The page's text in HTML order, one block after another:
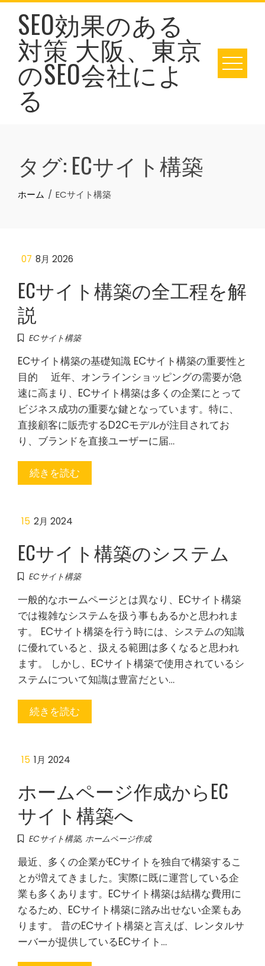
Skip
contentSEO効果のある
対策 大阪、東京
のSEO会社によ
る
タグ: ECサイト構築
ホーム ECサイト構築
07 8月 2026
ECサイト構築の全工程を解
説
ECサイト構築
ECサイト構築の基礎知識 ECサイト構築の重要性と
目的 近年、オンラインショッピングの需要が急
速に高まり、ECサイト構築は多くの企業にとって
ビジネス成功の重要な鍵となっています。特に、
直接顧客に販売するD2Cモデルが注目されてお
り、ブランドを直接ユーザーに届…
続きを読む
15 2月 2024
ECサイト構築のシステム
ECサイト構築
一般的なホームページとは異なり、ECサイト構築
では複雑なシステムを扱う事もあるかと思われま
す。 ECサイト構築を行う時には、システムの知識
に優れていると、扱える範囲は多くなると思われ
ます。 しかし、ECサイト構築で使用されているシ
ステムについて知識は豊富だとい…
続きを読む
15 1月 2024
ホームページ作成からEC
サイト構築へ
ECサイト構築, ホームページ作成
最近、多くの企業がECサイトを独自で構築するこ
とが増えてきました。実際に既に運営している企
業も多くあります。ECサイト構築は結構な費用に
なるため、ECサイト構築に踏み出せない企業もあ
ります。 昔のECサイト構築と言えば、レンタルサ
ーバーが提供しているECサイト…